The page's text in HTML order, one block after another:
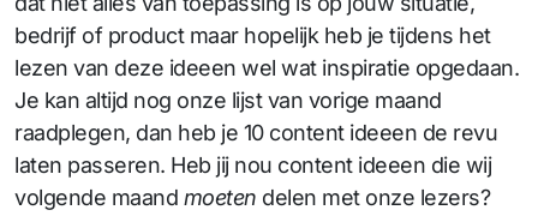
bedrijf of product maar hopelijk heb je tijdens het
lezen van deze ideeen wel wat inspiratie opgedaan.
Je kan altijd nog onze lijst van vorige maand
raadplegen, dan heb je 10 content ideeen de revu
laten passeren. Heb jij nou content ideeen die wij
volgende maand moeten delen met onze lezers?